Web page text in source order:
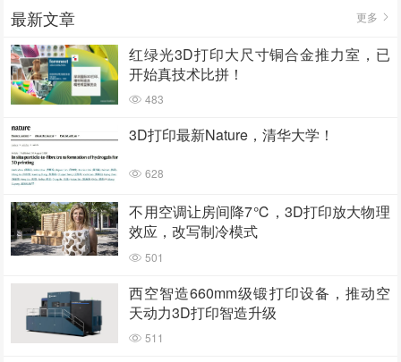
最新文章 更多
红绿光3D打印大尺寸铜合金推力室，已
开始真技术比拼！
483
3D打印最新Nature，清华大学！
628
不用空调让房间降7℃，3D打印放大物理
效应，改写制冷模式
501
西空智造660mm级锻打印设备，推动空
天动力3D打印智造升级
511